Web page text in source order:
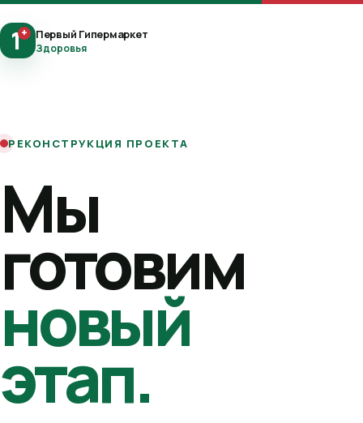
1+ Первый Гипермаркет
Здоровья
РЕКОНСТРУКЦИЯ ПРОЕКТА
Мы
готовим
новый
этап.